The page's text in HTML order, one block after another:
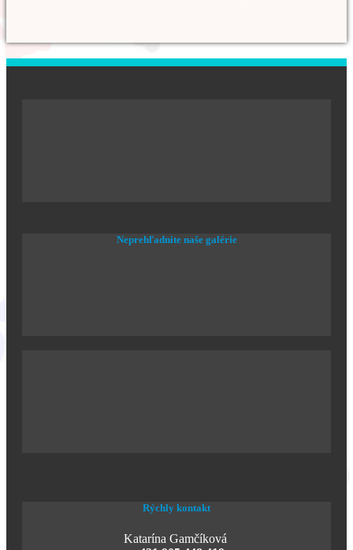
Neprehľadnite naše galérie
Rýchly kontakt
Katarína Gamčíková